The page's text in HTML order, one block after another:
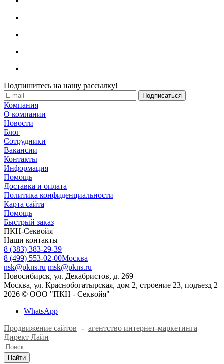
Подпишитесь на нашу рассылку!
Компания
О компании
Новости
Блог
Сотрудники
Вакансии
Контакты
Информация
Помощь
Доставка и оплата
Политика конфиденциальности
Карта сайта
Помощь
Быстрый заказ
ПКН-Секвойя
Наши контакты
8 (383) 383-29-39
8 (499) 553-02-00Москва
nsk@pkns.ru msk@pkns.ru
Новосибирск, ул. Декабристов, д. 269
Москва, ул. Краснобогатырская, дом 2, строение 23, подъезд 2
2026 © ООО "ПКН - Секвойя"
WhatsApp
Продвижение сайтов - агентство интернет-маркетинга
Директ Лайн
Найти